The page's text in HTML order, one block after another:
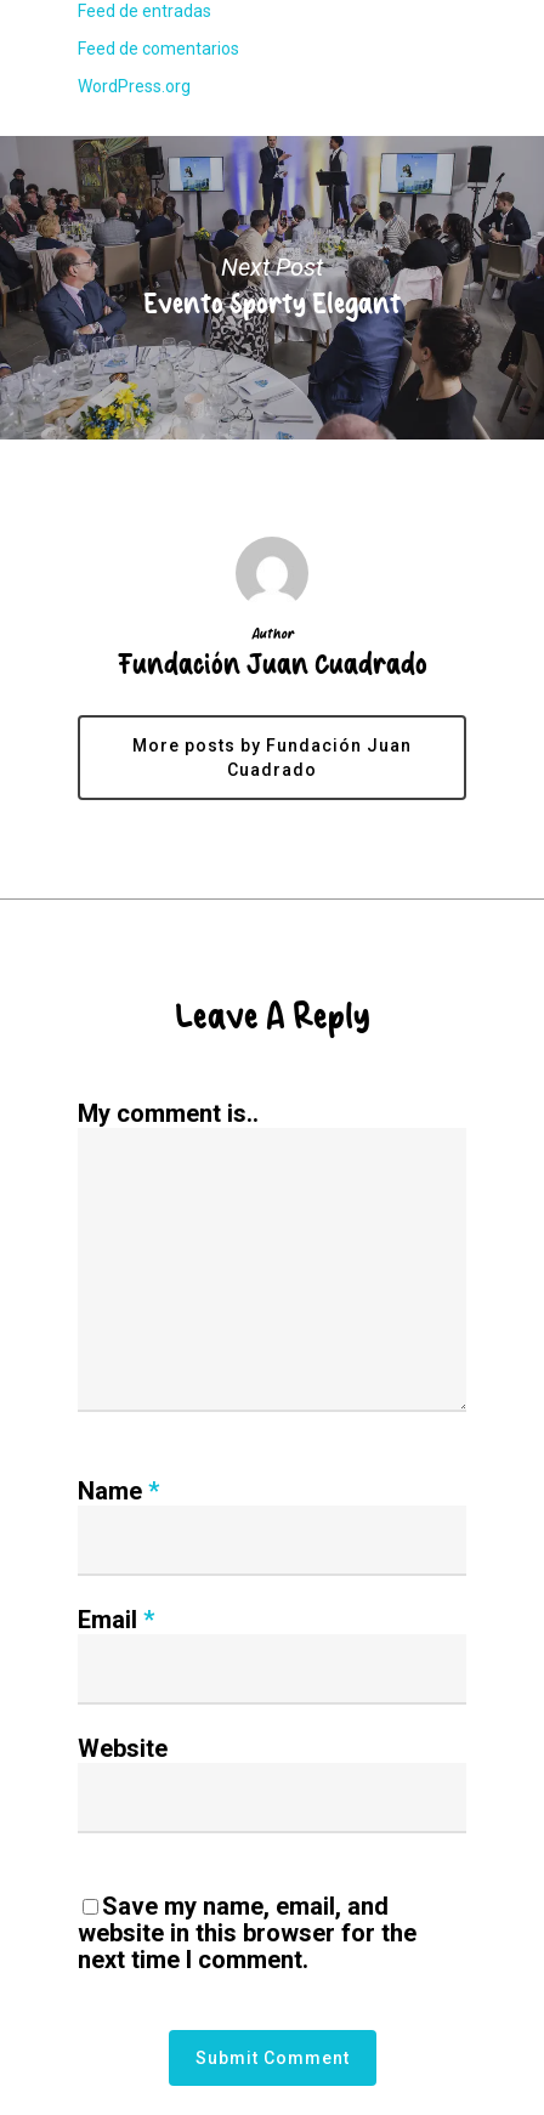
Feed de entradas
Feed de comentarios
WordPress.org
Next Post
Evento Sporty Elegant
Author
Fundación Juan Cuadrado
More posts by Fundación Juan
Cuadrado
Leave A Reply
My comment is..
Name *
Email *
Website
Save my name, email, and
website in this browser for the
next time I comment.